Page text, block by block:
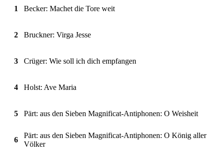
1 Becker: Machet die Tore weit
2 Bruckner: Virga Jesse
3 Crüger: Wie soll ich dich empfangen
4 Holst: Ave Maria
5 Pärt: aus den Sieben Magnificat-Antiphonen: O Weisheit
6
Pärt: aus den Sieben Magnificat-Antiphonen: O König aller
Völker